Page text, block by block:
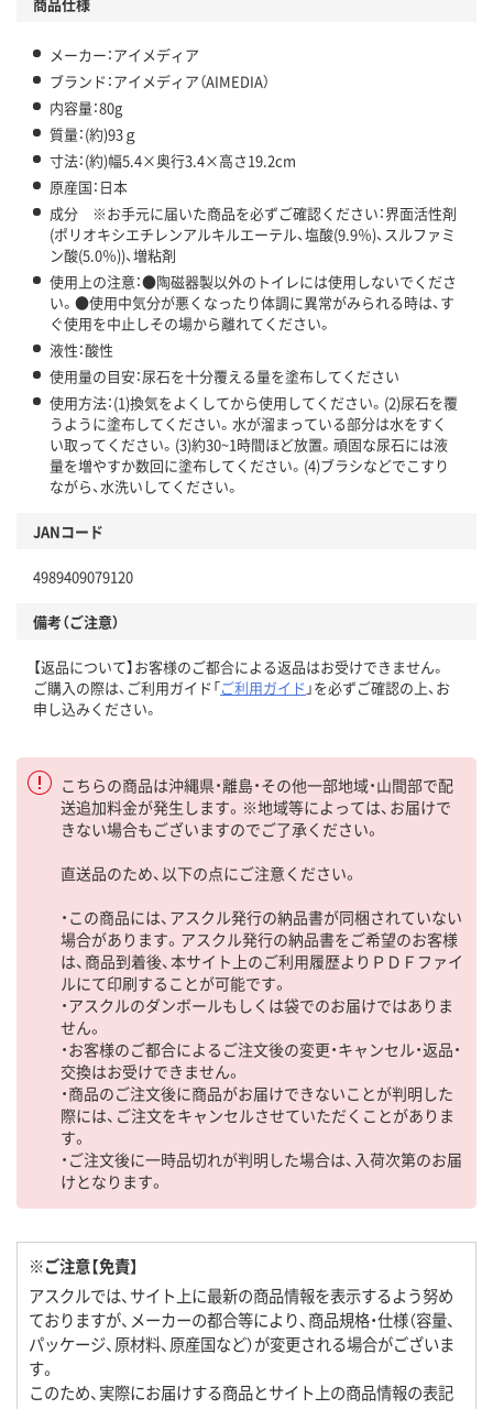
メーカー：アイメディア
ブランド：アイメディア（AIMEDIA）
内容量：80g
質量：(約)93ｇ
寸法：(約)幅5.4×奥行3.4×高さ19.2cm
原産国：日本
成分 ※お手元に届いた商品を必ずご確認ください：界面活性剤
(ポリオキシエチレンアルキルエーテル、塩酸(9.9％)、スルファミ
ン酸(5.0％))、増粘剤
使用上の注意：●陶磁器製以外のトイレには使用しないでくださ
い。●使用中気分が悪くなったり体調に異常がみられる時は、す
ぐ使用を中止しその場から離れてください。
液性：酸性
使用量の目安：尿石を十分覆える量を塗布してください
使用方法：(1)換気をよくしてから使用してください。(2)尿石を覆
うように塗布してください。水が溜まっている部分は水をすく
い取ってください。(3)約30~1時間ほど放置。頑固な尿石には液
量を増やすか数回に塗布してください。(4)ブラシなどでこすり
ながら、水洗いしてください。
JANコード
4989409079120
備考（ご注意）
【返品について】お客様のご都合による返品はお受けできません。
ご購入の際は、ご利用ガイド「ご利用ガイド 」を必ずご確認の上、お
申し込みください。
こちらの商品は沖縄県・離島・その他一部地域・山間部で配
送追加料金が発生します。※地域等によっては、お届けで
きない場合もございますのでご了承ください。
直送品のため、以下の点にご注意ください。
・この商品には、アスクル発行の納品書が同梱されていない
場合があります。アスクル発行の納品書をご希望のお客様
は、商品到着後、本サイト上のご利用履歴よりＰＤＦファイ
ルにて印刷することが可能です。
・アスクルのダンボールもしくは袋でのお届けではありま
せん。
・お客様のご都合によるご注文後の変更・キャンセル・返品・
交換はお受けできません。
・商品のご注文後に商品がお届けできないことが判明した
際には、ご注文をキャンセルさせていただくことがありま
す。
・ご注文後に一時品切れが判明した場合は、入荷次第のお届
けとなります。
※ご注意【免責】
アスクルでは、サイト上に最新の商品情報を表示するよう努め
ておりますが、メーカーの都合等により、商品規格・仕様（容量、
パッケージ、原材料、原産国など）が変更される場合がございま
す。
このため、実際にお届けする商品とサイト上の商品情報の表記